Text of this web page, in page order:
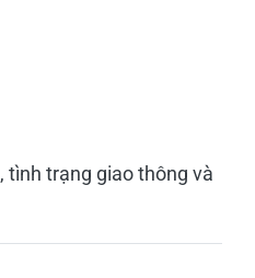
tình trạng giao thông và